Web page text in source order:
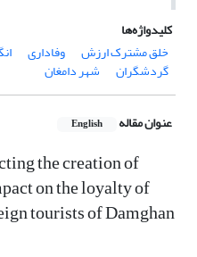
کلیدواژه‌ها
خلق مشترک ارزش
وفاداری
گردشگران شهر دامغان
عنوان مقاله English
the creation of
on the loyalty of
tourists of Damghan